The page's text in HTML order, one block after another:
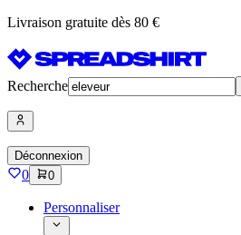
Livraison gratuite dès 80 €
Recherche
Déconnexion
0 0
Personnaliser